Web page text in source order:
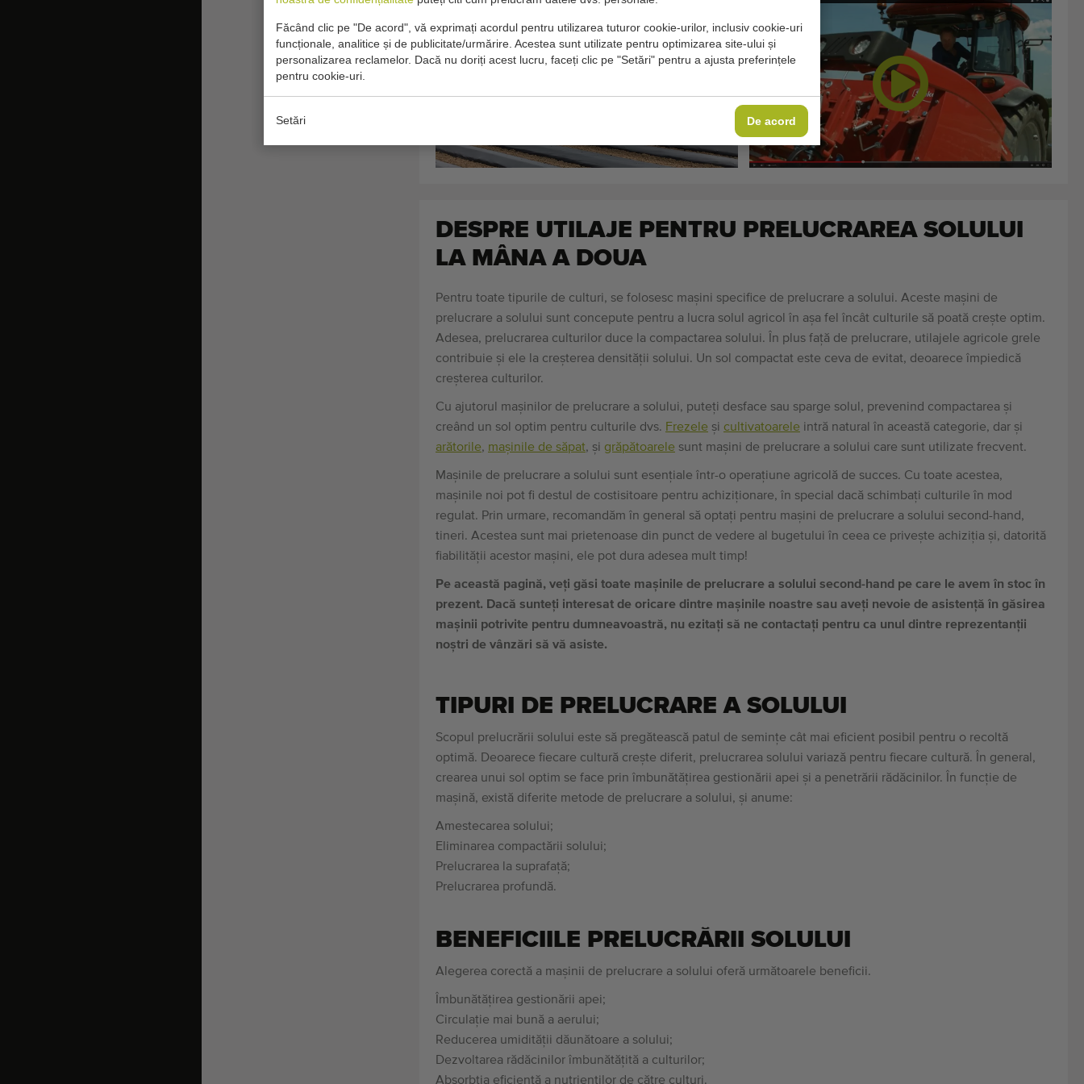
Făcând clic pe "De acord", vă exprimați acordul pentru utilizarea tuturor cookie-urilor, inclusiv cookie-uri
funcționale, analitice și de publicitate/urmărire. Acestea sunt utilizate pentru optimizarea site-ului și
personalizarea reclamelor. Dacă nu doriți acest lucru, faceți clic pe "Setări" pentru a ajusta preferințele
pentru cookie-uri.
Setări De acord
DESPRE UTILAJE PENTRU PRELUCRAREA SOLULUI
LA MÂNA A DOUA
Pentru toate tipurile de culturi, se folosesc mașini specifice de prelucrare a solului. Aceste mașini de
prelucrare a solului sunt concepute pentru a lucra solul agricol în așa fel încât culturile să poată crește optim.
Adesea, prelucrarea culturilor duce la compactarea solului. În plus față de prelucrare, utilajele agricole grele
contribuie și ele la creșterea densității solului. Un sol compactat este ceva de evitat, deoarece împiedică
creșterea culturilor.
Cu ajutorul mașinilor de prelucrare a solului, puteți desface sau sparge solul, prevenind compactarea și
creând un sol optim pentru culturile dvs. Frezele și cultivatoarele intră natural în această categorie, dar și
arătorile, mașinile de săpat, și grăpătoarele sunt mașini de prelucrare a solului care sunt utilizate frecvent.
Mașinile de prelucrare a solului sunt esențiale într-o operațiune agricolă de succes. Cu toate acestea,
mașinile noi pot fi destul de costisitoare pentru achiziționare, în special dacă schimbați culturile în mod
regulat. Prin urmare, recomandăm în general să optați pentru mașini de prelucrare a solului second-hand,
tineri. Acestea sunt mai prietenoase din punct de vedere al bugetului în ceea ce privește achiziția și, datorită
fiabilității acestor mașini, ele pot dura adesea mult timp!
Pe această pagină, veți găsi toate mașinile de prelucrare a solului second-hand pe care le avem în stoc în
prezent. Dacă sunteți interesat de oricare dintre mașinile noastre sau aveți nevoie de asistență în găsirea
mașinii potrivite pentru dumneavoastră, nu ezitați să ne contactați pentru ca unul dintre reprezentanții
noștri de vânzări să vă asiste.
TIPURI DE PRELUCRARE A SOLULUI
Scopul prelucrării solului este să pregătească patul de semințe cât mai eficient posibil pentru o recoltă
optimă. Deoarece fiecare cultură crește diferit, prelucrarea solului variază pentru fiecare cultură. În general,
crearea unui sol optim se face prin îmbunătățirea gestionării apei și a penetrării rădăcinilor. În funcție de
mașină, există diferite metode de prelucrare a solului, și anume:
Amestecarea solului;
Eliminarea compactării solului;
Prelucrarea la suprafață;
Prelucrarea profundă.
BENEFICIILE PRELUCRĂRII SOLULUI
Alegerea corectă a mașinii de prelucrare a solului oferă următoarele beneficii.
Îmbunătățirea gestionării apei;
Circulație mai bună a aerului;
Reducerea umidității dăunătoare a solului;
Dezvoltarea rădăcinilor îmbunătățită a culturilor;
Absorbția eficientă a nutrienților de către culturi.